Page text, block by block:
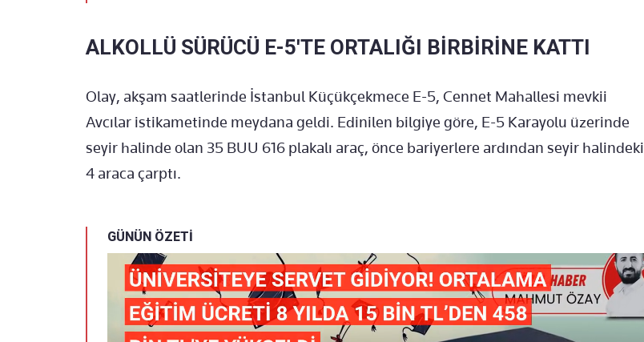
ALKOLLÜ SÜRÜCÜ E-5'TE ORTALIĞI BİRBİRİNE KATTI
Olay, akşam saatlerinde İstanbul Küçükçekmece E-5, Cennet Mahallesi mevkii
Avcılar istikametinde meydana geldi. Edinilen bilgiye göre, E-5 Karayolu üzerinde
seyir halinde olan 35 BUU 616 plakalı araç, önce bariyerlere ardından seyir halindeki
4 araca çarptı.
GÜNÜN ÖZETİ